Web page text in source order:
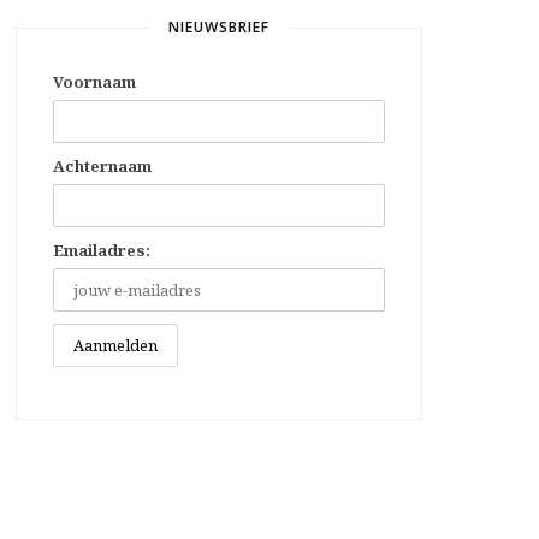
NIEUWSBRIEF
Voornaam
Achternaam
Emailadres: